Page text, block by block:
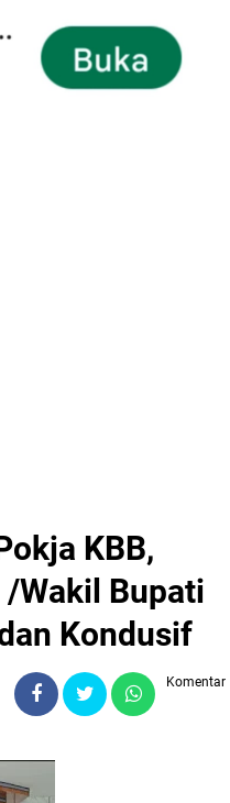
KBB,
Wakil Bupati
Kondusif
Komentar